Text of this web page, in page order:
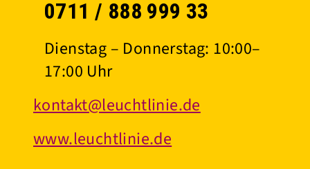
0711 / 888 999 33
Dienstag – Donnerstag: 10:00–
17:00 Uhr
kontakt@leuchtlinie.de
www.leuchtlinie.de